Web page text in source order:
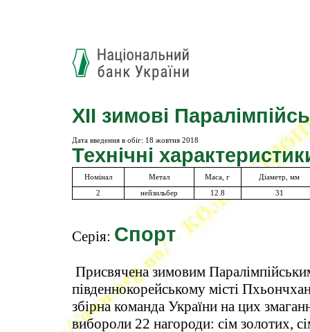
ХІІ зимові
Дата введення в обіг: 18 жовтня 2018
Технічні
Номінал Метал Маса, г
Діаметр, мм
2
нейзильбер 12.8 31
Серія: Спорт
Присвячена зимовим
південнокорейському місті
збірна команда України на цих
вибороли 22 нагороди: сім золотих,